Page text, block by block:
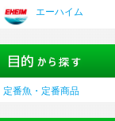
エーハイム
定番魚・定番商品